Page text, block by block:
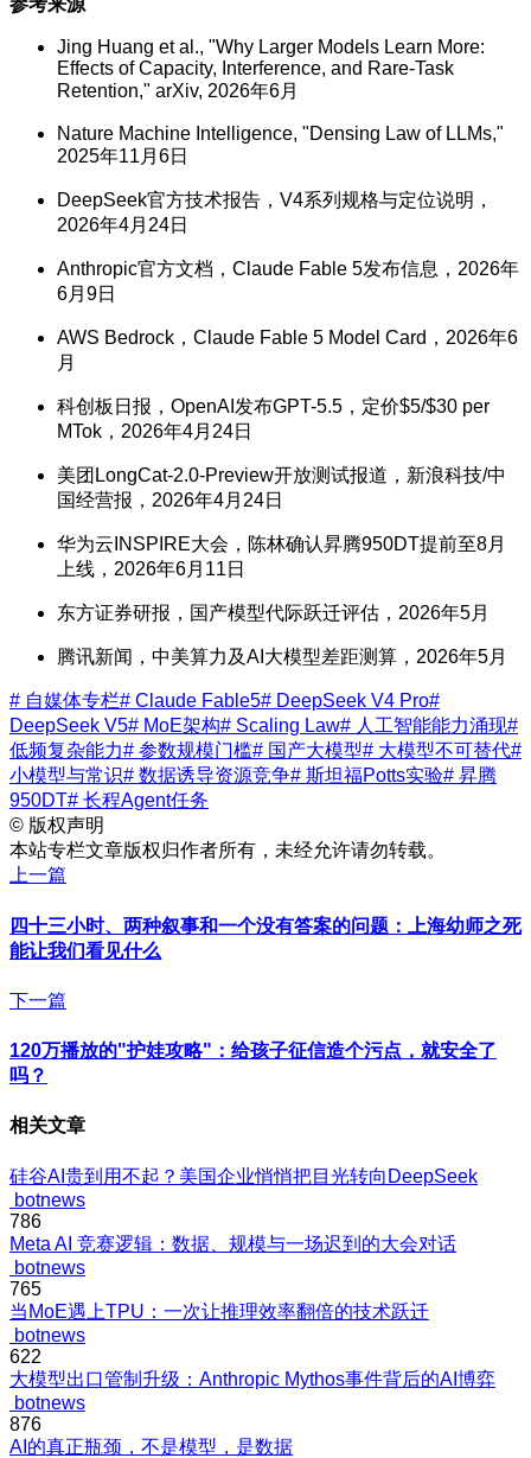
参考来源
Jing Huang et al., "Why Larger Models Learn More:
Effects of Capacity, Interference, and Rare-Task
Retention," arXiv, 2026年6月
Nature Machine Intelligence, "Densing Law of LLMs,"
2025年11月6日
DeepSeek官方技术报告，V4系列规格与定位说明，
2026年4月24日
Anthropic官方文档，Claude Fable 5发布信息，2026年
6月9日
AWS Bedrock，Claude Fable 5 Model Card，2026年6
月
科创板日报，OpenAI发布GPT-5.5，定价$5/$30 per
MTok，2026年4月24日
美团LongCat-2.0-Preview开放测试报道，新浪科技/中
国经营报，2026年4月24日
华为云INSPIRE大会，陈林确认昇腾950DT提前至8月
上线，2026年6月11日
东方证券研报，国产模型代际跃迁评估，2026年5月
腾讯新闻，中美算力及AI大模型差距测算，2026年5月
# 自媒体专栏# Claude Fable5# DeepSeek V4 Pro#
DeepSeek V5# MoE架构# Scaling Law# 人工智能能力涌现#
低频复杂能力# 参数规模门槛# 国产大模型# 大模型不可替代#
小模型与常识# 数据诱导资源竞争# 斯坦福Potts实验# 昇腾
950DT# 长程Agent任务
© 版权声明
本站专栏文章版权归作者所有，未经允许请勿转载。
上一篇
四十三小时、两种叙事和一个没有答案的问题：上海幼师之死
能让我们看见什么
下一篇
120万播放的"护娃攻略"：给孩子征信造个污点，就安全了
吗？
相关文章
硅谷AI贵到用不起？美国企业悄悄把目光转向DeepSeek
botnews
786
Meta AI 竞赛逻辑：数据、规模与一场迟到的大会对话
botnews
765
当MoE遇上TPU：一次让推理效率翻倍的技术跃迁
botnews
622
大模型出口管制升级：Anthropic Mythos事件背后的AI博弈
botnews
876
AI的真正瓶颈，不是模型，是数据